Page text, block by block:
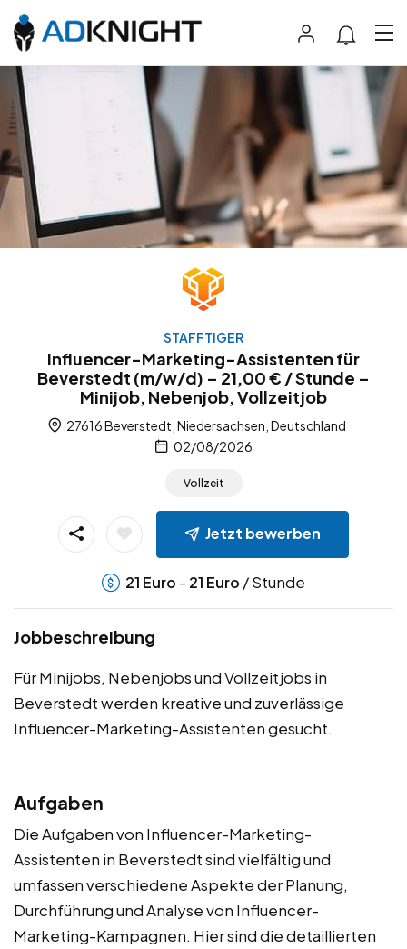
STAFFTIGER
Influencer-Marketing-Assistenten für
Beverstedt (m/w/d) – 21,00 € / Stunde –
Minijob, Nebenjob, Vollzeitjob
27616 Beverstedt, Niedersachsen, Deutschland
02/08/2026
Vollzeit
Jetzt bewerben
21 Euro - 21 Euro / Stunde
Jobbeschreibung
Für Minijobs, Nebenjobs und Vollzeitjobs in
Beverstedt werden kreative und zuverlässige
Influencer-Marketing-Assistenten gesucht.
Aufgaben
Die Aufgaben von Influencer-Marketing-
Assistenten in Beverstedt sind vielfältig und
umfassen verschiedene Aspekte der Planung,
Durchführung und Analyse von Influencer-
Marketing-Kampagnen. Hier sind die detaillierten